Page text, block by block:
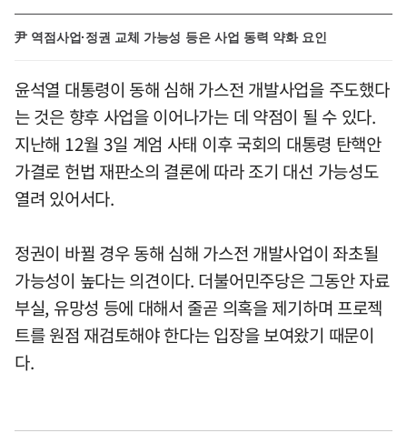
尹 역점사업·정권 교체 가능성 등은 사업 동력 약화 요인
윤석열 대통령이 동해 심해 가스전 개발사업을 주도했다
는 것은 향후 사업을 이어나가는 데 약점이 될 수 있다.
지난해 12월 3일 계엄 사태 이후 국회의 대통령 탄핵안
가결로 헌법 재판소의 결론에 따라 조기 대선 가능성도
열려 있어서다.
정권이 바뀔 경우 동해 심해 가스전 개발사업이 좌초될
가능성이 높다는 의견이다. 더불어민주당은 그동안 자료
부실, 유망성 등에 대해서 줄곧 의혹을 제기하며 프로젝
트를 원점 재검토해야 한다는 입장을 보여왔기 때문이
다.